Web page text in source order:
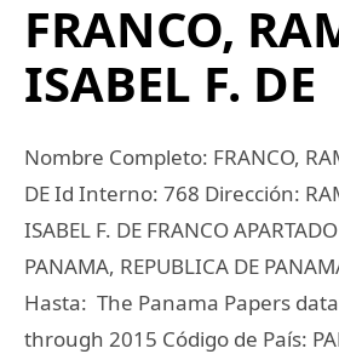
FRANCO,
ISABEL F. DE
Nombre Completo: FRANCO,
DE Id Interno: 768 Dirección:
ISABEL F. DE FRANCO
PANAMA, REPUBLICA DE
Hasta: The Panama Papers
through 2015 Código de País: